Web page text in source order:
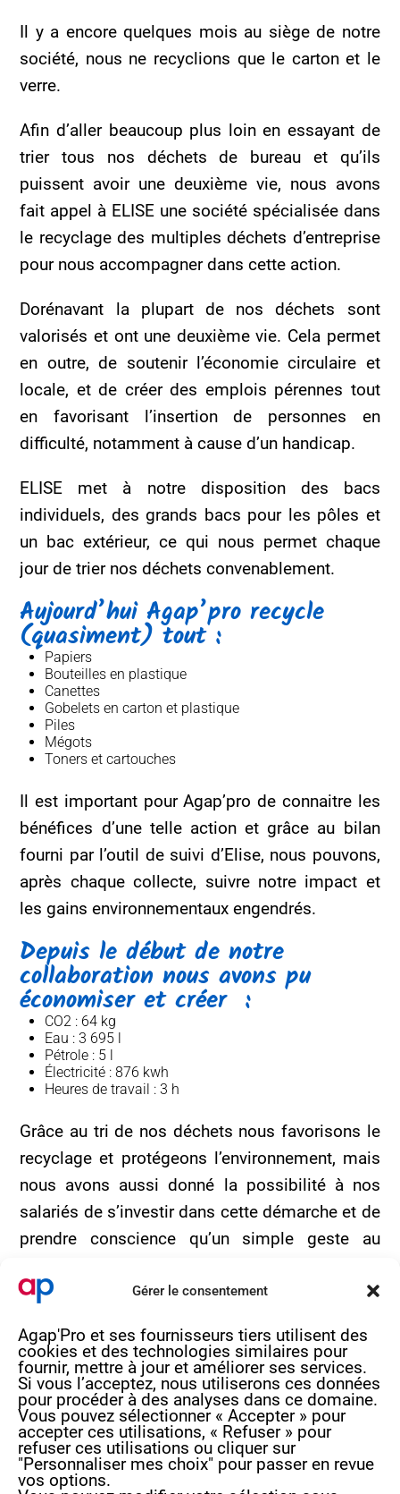
Gérer le consentement
Agap'Pro et ses fournisseurs tiers utilisent des
cookies et des technologies similaires pour
fournir, mettre à jour et améliorer ses services.
Si vous l’acceptez, nous utiliserons ces données
pour procéder à des analyses dans ce domaine.
Vous pouvez sélectionner « Accepter » pour
accepter ces utilisations, « Refuser » pour
refuser ces utilisations ou cliquer sur
"Personnaliser mes choix" pour passer en revue
vos options.
Il y a encore quelques mois au siège de notre
société, nous ne recyclions que le carton et le
verre.
Afin d’aller beaucoup plus loin en essayant de
trier tous nos déchets de bureau et qu’ils
puissent avoir une deuxième vie, nous avons
fait appel à ELISE une société spécialisée dans
le recyclage des multiples déchets d’entreprise
pour nous accompagner dans cette action.
Dorénavant la plupart de nos déchets sont
valorisés et ont une deuxième vie. Cela permet
en outre, de soutenir l’économie circulaire et
locale, et de créer des emplois pérennes tout
en favorisant l’insertion de personnes en
difficulté, notamment à cause d’un handicap.
ELISE met à notre disposition des bacs
individuels, des grands bacs pour les pôles et
un bac extérieur, ce qui nous permet chaque
jour de trier nos déchets convenablement.
Aujourd’hui Agap’pro recycle
(quasiment) tout :
Papiers
Bouteilles en plastique
Canettes
Gobelets en carton et plastique
Piles
Mégots
Toners et cartouches
Il est important pour Agap’pro de connaitre les
bénéfices d’une telle action et grâce au bilan
fourni par l’outil de suivi d’Elise, nous pouvons,
après chaque collecte, suivre notre impact et
les gains environnementaux engendrés.
Depuis le début de notre
collaboration nous avons pu
économiser et créer :
CO2 : 64 kg
Eau : 3 695 l
Pétrole : 5 l
Électricité : 876 kwh
Heures de travail : 3 h
Grâce au tri de nos déchets nous favorisons le
recyclage et protégeons l’environnement, mais
nous avons aussi donné la possibilité à nos
salariés de s’investir dans cette démarche et de
prendre conscience qu’un simple geste au
l’environnement.
Si vous souhaitez en savoir plus :
www.elise.com.fr
4 rue de Béguey 33370 TRESSES